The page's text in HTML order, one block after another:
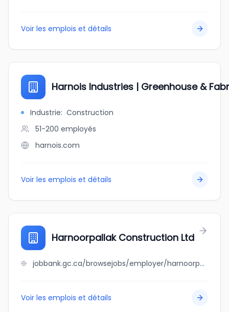
Voir les emplois et détails
Harnois Industries | Greenhouse &
Industrie: Construction
51-200 employés
harnois.com
Voir les emplois et détails
Harnoorpallak Construction Ltd
jobbank.gc.ca/browsejobs/employer/harnoorpallak+construction+ltd/ca
Voir les emplois et détails